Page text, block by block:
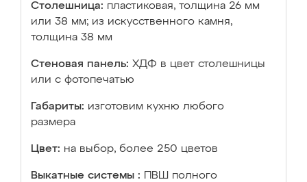
Столешница: пластиковая, толщина 26 мм
или 38 мм; из искусственного камня,
толщина 38 мм
Стеновая панель: ХДФ в цвет столешницы
или с фотопечатью
Габариты: изготовим кухню любого
размера
Цвет: на выбор, более 250 цветов
Выкатные системы :
ПВШ полного